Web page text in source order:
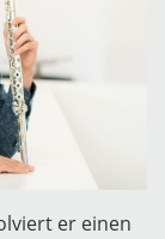
er einen